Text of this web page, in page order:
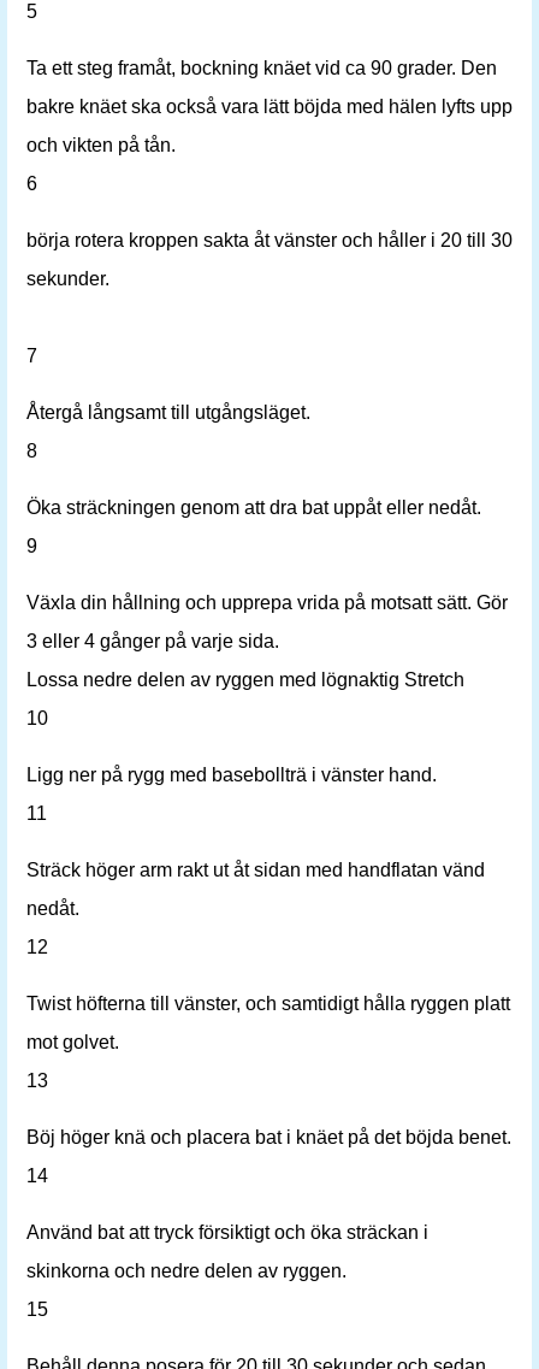
5
Ta ett steg framåt, bockning knäet vid ca 90 grader. Den
bakre knäet ska också vara lätt böjda med hälen lyfts upp
och vikten på tån.
6
börja rotera kroppen sakta åt vänster och håller i 20 till 30
sekunder.
7
Återgå långsamt till utgångsläget.
8
Öka sträckningen genom att dra bat uppåt eller nedåt.
9
Växla din hållning och upprepa vrida på motsatt sätt. Gör
3 eller 4 gånger på varje sida.
Lossa nedre delen av ryggen med lögnaktig Stretch
10
Ligg ner på rygg med basebollträ i vänster hand.
11
Sträck höger arm rakt ut åt sidan med handflatan vänd
nedåt.
12
Twist höfterna till vänster, och samtidigt hålla ryggen platt
mot golvet.
13
Böj höger knä och placera bat i knäet på det böjda benet.
14
Använd bat att tryck försiktigt och öka sträckan i
skinkorna och nedre delen av ryggen.
15